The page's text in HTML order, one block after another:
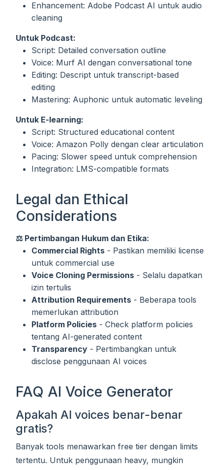
Enhancement: Adobe Podcast AI untuk audio
cleaning
Untuk Podcast:
Script: Detailed conversation outline
Voice: Murf AI dengan conversational tone
Editing: Descript untuk transcript-based
editing
Mastering: Auphonic untuk automatic leveling
Untuk E-learning:
Script: Structured educational content
Voice: Amazon Polly dengan clear articulation
Pacing: Slower speed untuk comprehension
Integration: LMS-compatible formats
Legal dan Ethical
Considerations
⚖️ Pertimbangan Hukum dan Etika:
Commercial Rights - Pastikan memiliki license
untuk commercial use
Voice Cloning Permissions - Selalu dapatkan
izin tertulis
Attribution Requirements - Beberapa tools
memerlukan attribution
Platform Policies - Check platform policies
tentang AI-generated content
Transparency - Pertimbangkan untuk
disclose penggunaan AI voices
FAQ AI Voice Generator
Apakah AI voices benar-benar
gratis?
Banyak tools menawarkan free tier dengan limits
tertentu. Untuk penggunaan heavy, mungkin